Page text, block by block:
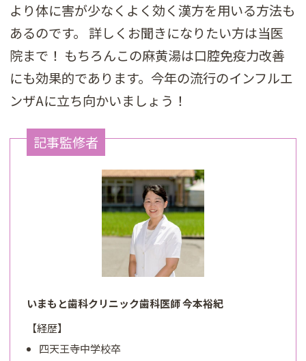
より体に害が少なくよく効く漢方を用いる方法も
あるのです。 詳しくお聞きになりたい方は当医
院まで！ もちろんこの麻黄湯は口腔免疫力改善
にも効果的であります。今年の流行のインフルエ
ンザAに立ち向かいましょう！
記事監修者
いまもと歯科クリニック歯科医師 今本裕紀
【経歴】
四天王寺中学校卒